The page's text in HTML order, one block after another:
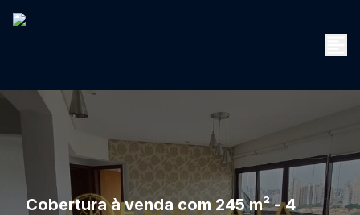
Cobertura à venda com 245 m² - 4